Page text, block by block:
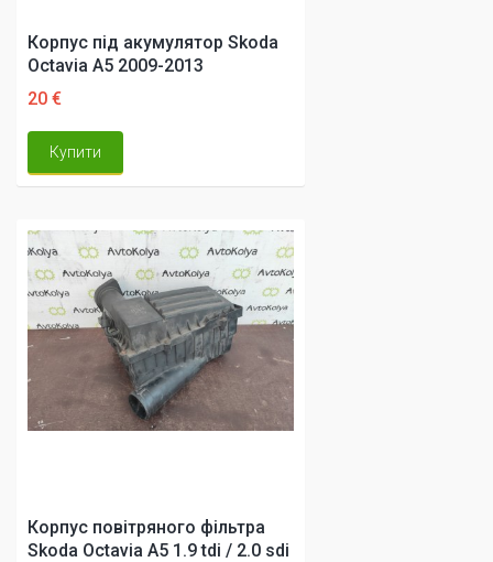
Корпус під акумулятор Skoda
Octavia A5 2009-2013
20 €
Купити
Корпус повітряного фільтра
Skoda Octavia A5 1.9 tdi / 2.0 sdi